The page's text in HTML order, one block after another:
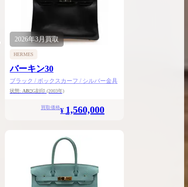
2026年3月買取
HERMES
バーキン30
ブラック / ボックスカーフ / シルバー金具
状態: AB□G刻印 (2003年)
買取価格¥ 1,560,000